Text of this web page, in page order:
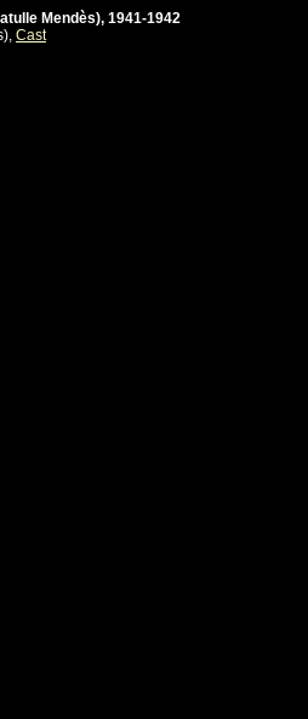
Mendès), 1941-1942
Cast